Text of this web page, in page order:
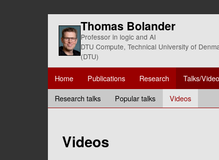
Thomas Bolander
Professor in logic and AI
DTU Compute, Technical University of
(DTU)
Home Publications Research
Talks/
Research talks
Popular talks Videos
Videos